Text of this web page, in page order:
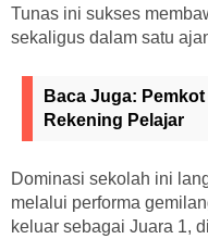
Tunas ini sukses
sekaligus dalam satu
Baca Juga:
Rekening Pelajar
Dominasi sekolah ini
melalui performa
keluar sebagai Juara 1,